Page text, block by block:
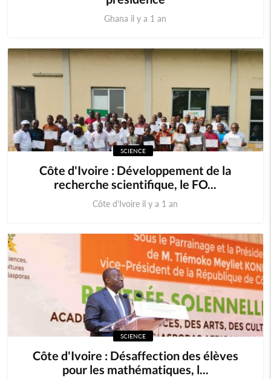
Ghana il y a 1 an
SCIENCE
Côte d'Ivoire : Développement de la
recherche scientifique, le FO...
Côte d'Ivoire il y a 1 an
SCIENCE
Côte d'Ivoire : Désaffection des élèves
pour les mathématiques, l...